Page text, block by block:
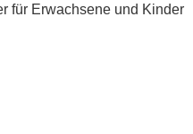
für Erwachsene und Kinder